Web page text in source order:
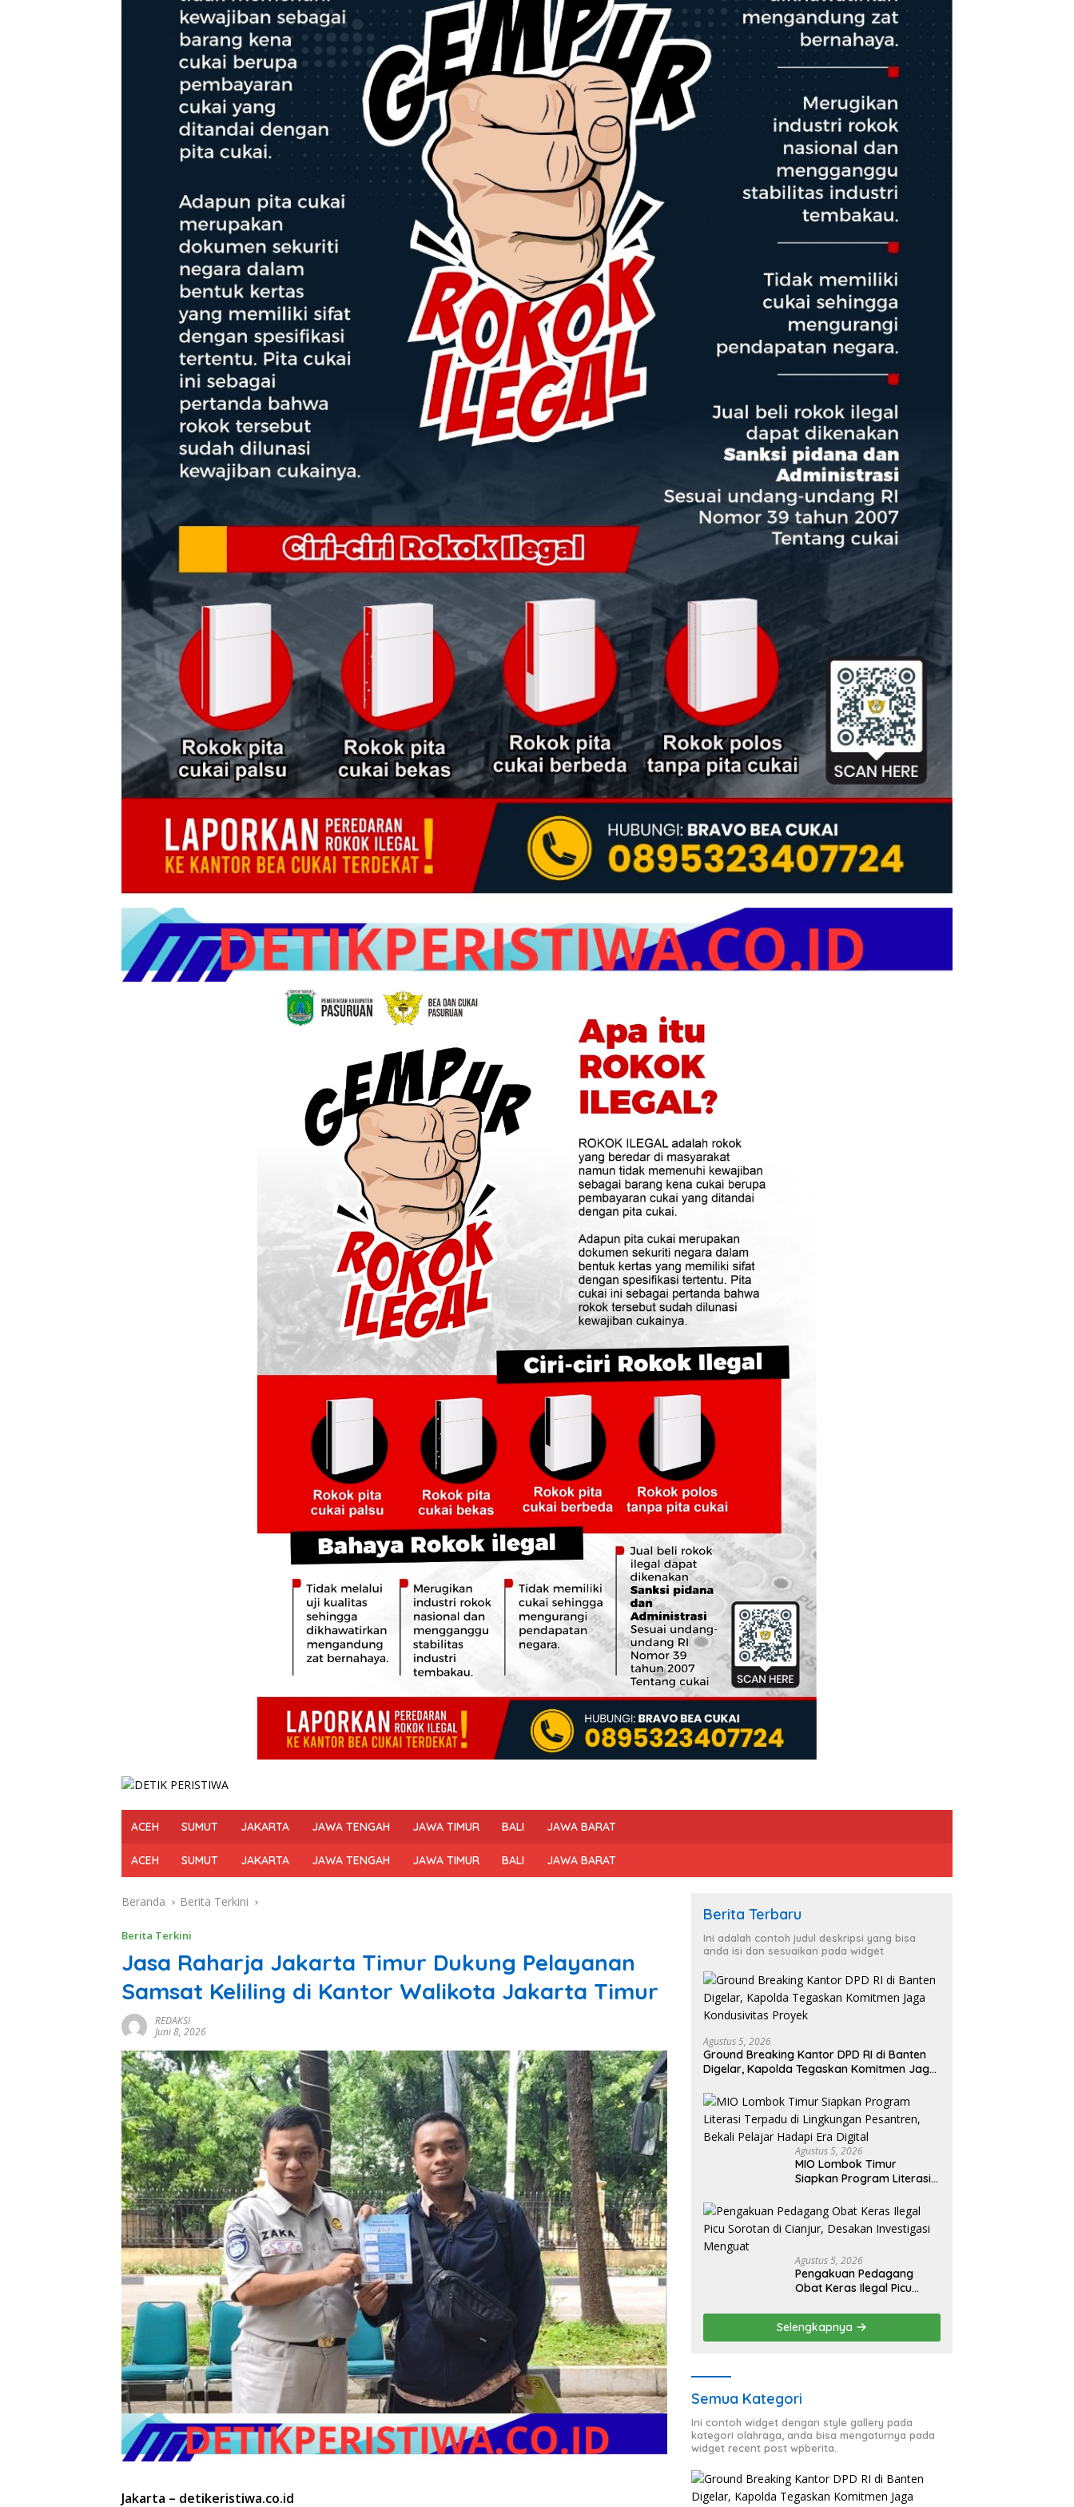
ACEH SUMUT JAKARTA JAWA TENGAH JAWA TIMUR BALI JAWA BARAT
ACEH SUMUT JAKARTA JAWA TENGAH JAWA TIMUR BALI JAWA BARAT
Beranda Berita Terkini
Berita Terkini
Jasa Raharja Jakarta Timur Dukung Pelayanan
Samsat Keliling di Kantor Walikota Jakarta Timur
REDAKSI
Juni 8, 2026
Jakarta – detikeristiwa.co.id
Berita Terbaru
Ini adalah contoh judul deskripsi yang bisa
anda isi dan sesuaikan pada widget
Agustus 5, 2026
Ground Breaking Kantor DPD RI di Banten
Digelar, Kapolda Tegaskan Komitmen Jaga
Agustus 5, 2026
MIO Lombok Timur
Siapkan Program Literasi
Pesantren, Bekali Pelajar
Hadapi Era Digital
Agustus 5, 2026
Pengakuan Pedagang
Obat Keras Ilegal Picu
Desakan Investigasi
Menguat
Selengkapnya
Semua Kategori
Ini contoh widget dengan style gallery pada
kategori olahraga, anda bisa mengaturnya pada
widget recent post wpberita.